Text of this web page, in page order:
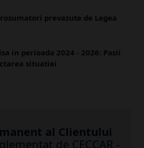
prevazute de Legea
in perioada 2024 - 2026: Pasii
situatiei
al Clientului
de CECCAR -